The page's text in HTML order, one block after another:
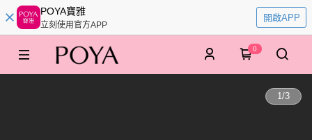
POYA寶雅
立刻使用官方APP
開啟APP
0
1/3